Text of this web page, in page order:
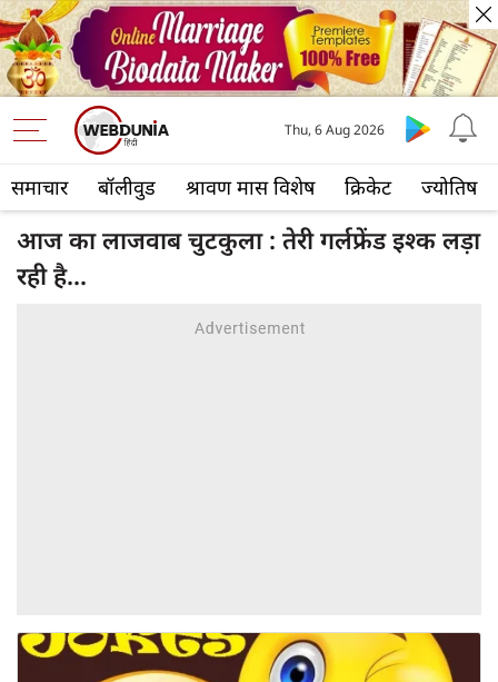
समाचार बॉलीवुड श्रावण मास विशेष क्रिकेट ज्योतिष
Thu, 6 Aug 2026
आज का लाजवाब चुटकुला : तेरी गर्लफ्रेंड इश्क लड़ा
रही है...